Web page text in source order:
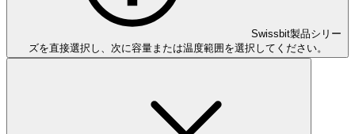
Swissbit製品シリー
ズを直接選択し、次に容量または温度範囲を選択してください。